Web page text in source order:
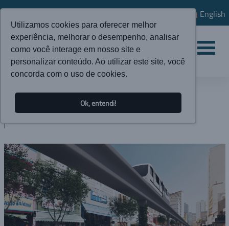
Utilizamos cookies para oferecer melhor
experiência, melhorar o desempenho, analisar
como você interage em nosso site e
personalizar conteúdo. Ao utilizar este site, você
concorda com o uso de cookies.
Ok, entendi!
English
ATUALIDADES
BLOG